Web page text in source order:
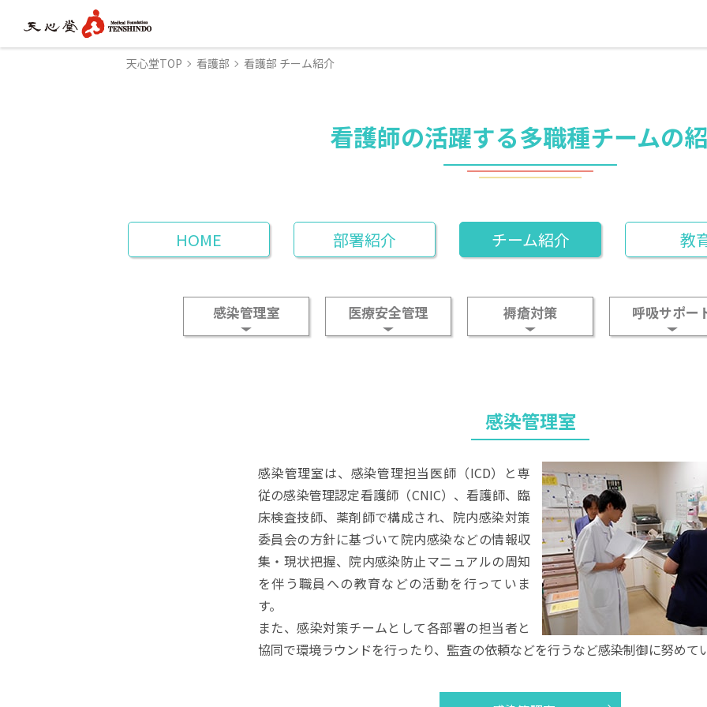
天心堂TOP 看護部 看護部 チーム紹介
看護師の活躍する多職種チームの
HOME 部署紹介 チーム紹介 教
感染管理室 医療安全管理 褥瘡対策 呼吸サポー
感染管理室
感染管理室は、感染管理担当医師（ICD）と専
従の感染管理認定看護師（CNIC）、看護師、臨
床検査技師、薬剤師で構成され、院内感染対策
委員会の方針に基づいて院内感染などの情報収
集・現状把握、院内感染防止マニュアルの周知
を伴う職員への教育などの活動を行っていま
す。
また、感染対策チームとして各部署の担当者と
協同で環境ラウンドを行ったり、監査の依頼などを行うなど感染制御に努めて